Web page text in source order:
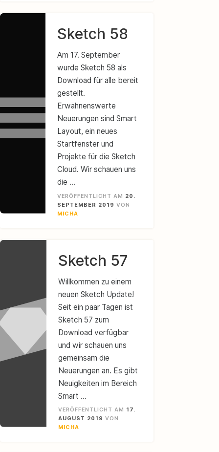
Sketch 58
Am 17. September
wurde Sketch 58 als
Download für alle bereit
gestellt.
Erwähnenswerte
Neuerungen sind Smart
Layout, ein neues
Startfenster und
Projekte für die Sketch
Cloud. Wir schauen uns
die …
VERÖFFENTLICHT AM 20.
SEPTEMBER 2019 VON
MICHA
Sketch 57
Willkommen zu einem
neuen Sketch Update!
Seit ein paar Tagen ist
Sketch 57 zum
Download verfügbar
und wir schauen uns
gemeinsam die
Neuerungen an. Es gibt
Neuigkeiten im Bereich
Smart …
VERÖFFENTLICHT AM 17.
AUGUST 2019 VON
MICHA